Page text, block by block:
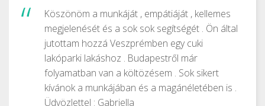
Köszönöm a munkáját , empátiáját , kellemes
megjelenését és a sok sok segítségét . Ön által
jutottam hozzá Veszprémben egy cuki
lakóparki lakáshoz . Budapestről már
folyamatban van a költözésem . Sok sikert
kívánok a munkájában és a magánéletében is .
Üdvözlettel : Gabriella